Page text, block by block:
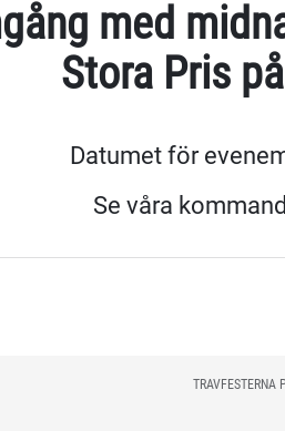
med
Stora Pris
Datumet för
Se våra
TRAVFESTERNA